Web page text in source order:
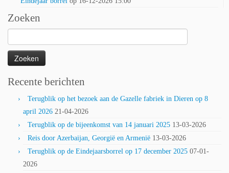
Zoeken
naar:
Recente berichten
Terugblik op het bezoek aan de Gazelle fabriek in Dieren op 8
april 2026 21-04-2026
Terugblik op de bijeenkomst van 14 januari 2025 13-03-2026
Reis door Azerbaijan, Georgië en Armenië 13-03-2026
Terugblik op de Eindejaarsborrel op 17 december 2025 07-01-
2026